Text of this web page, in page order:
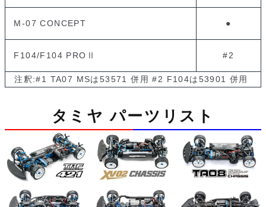
M-07 CONCEPT ●
F104/F104 PROⅡ #2
注釈:#1 TA07 MSは53571 併用 #2 F104は53901 併用
タミヤ パーツリスト